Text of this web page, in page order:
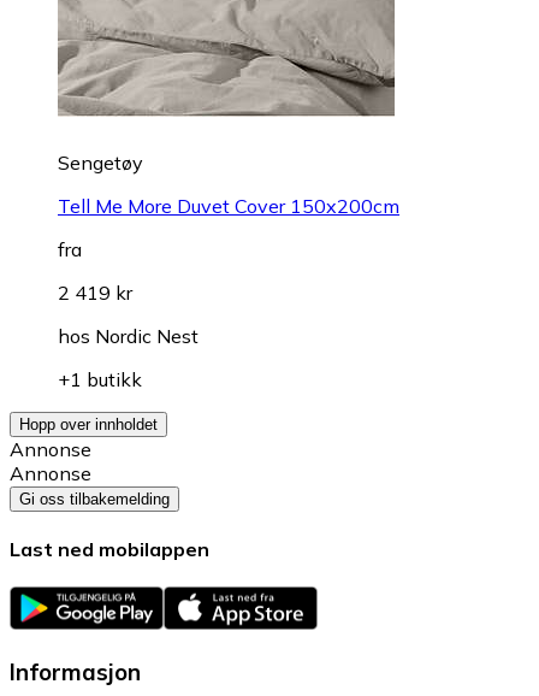
Sengetøy
Tell Me More Duvet Cover 150x200cm
fra
2 419 kr
hos Nordic Nest
+1 butikk
Hopp over innholdet
Annonse
Annonse
Gi oss tilbakemelding
Last ned mobilappen
Informasjon